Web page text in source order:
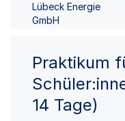
Lübeck Energie
GmbH
Praktikum
14 Tage)